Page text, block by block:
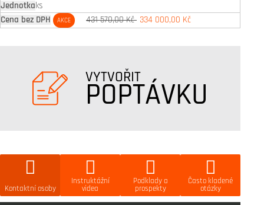
ks
AKCE 431 570,00 Kč 334 000,00 Kč
VYTVOŘIT
POPTÁVKU
Kontaktní osoby
Instruktážní
videa
Podklady a
prospekty
Často kladené
otázky